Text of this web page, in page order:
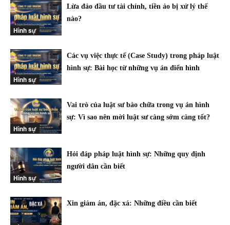
Hình sự
Lừa đảo đầu tư tài chính, tiền ảo bị xử lý thế
nào?
Hình sự
Các vụ việc thực tế (Case Study) trong pháp luật
hình sự: Bài học từ những vụ án điển hình
Hình sự
Vai trò của luật sư bào chữa trong vụ án hình
sự: Vì sao nên mời luật sư càng sớm càng tốt?
Hình sự
Hỏi đáp pháp luật hình sự: Những quy định
người dân cần biết
Xin giảm án, đặc xá: Những điều cần biết